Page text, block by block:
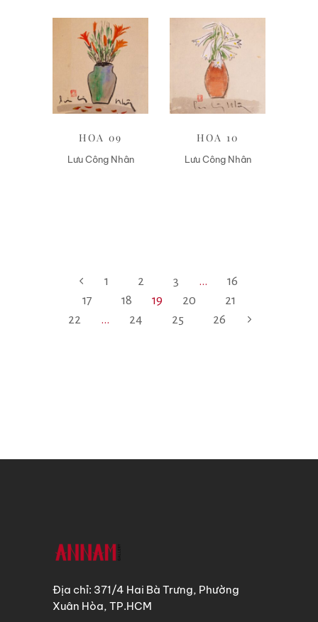
Liên hệ
HOA 09
Lưu Công Nhân
Liên hệ
HOA 10
Lưu Công Nhân
1 2 3 …
16
17
18 19 20
21
22
… 24 25 26
Địa chỉ: 371/4 Hai Bà Trưng, Phường
Xuân Hòa, TP.HCM